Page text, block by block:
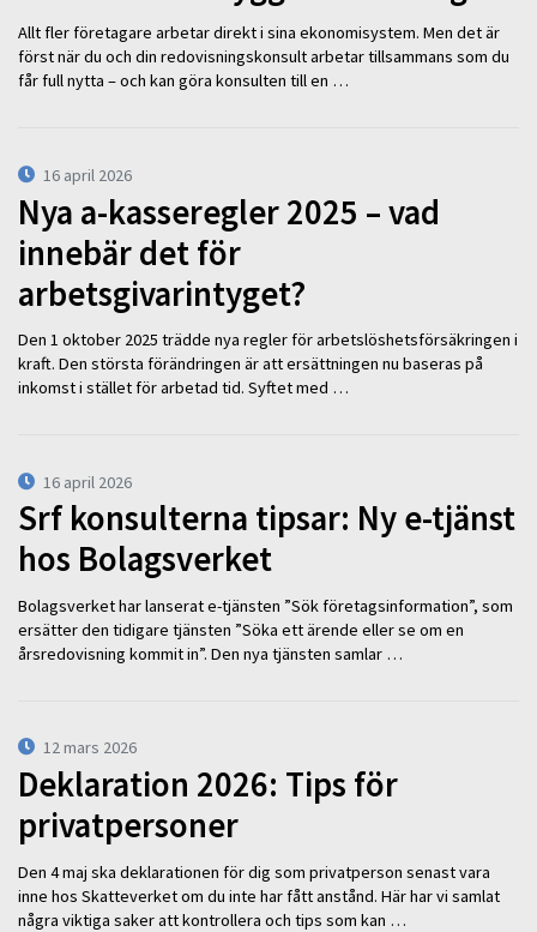
Allt fler företagare arbetar direkt i sina ekonomisystem. Men det är
först när du och din redovisningskonsult arbetar tillsammans som du
får full nytta – och kan göra konsulten till en …
16 april 2026
Nya a-kasseregler 2025 – vad
innebär det för
arbetsgivarintyget?
Den 1 oktober 2025 trädde nya regler för arbetslöshetsförsäkringen i
kraft. Den största förändringen är att ersättningen nu baseras på
inkomst i stället för arbetad tid. Syftet med …
16 april 2026
Srf konsulterna tipsar: Ny e-tjänst
hos Bolagsverket
Bolagsverket har lanserat e-tjänsten ”Sök företagsinformation”, som
ersätter den tidigare tjänsten ”Söka ett ärende eller se om en
årsredovisning kommit in”. Den nya tjänsten samlar …
12 mars 2026
Deklaration 2026: Tips för
privatpersoner
Den 4 maj ska deklarationen för dig som privatperson senast vara
inne hos Skatteverket om du inte har fått anstånd. Här har vi samlat
några viktiga saker att kontrollera och tips som kan …